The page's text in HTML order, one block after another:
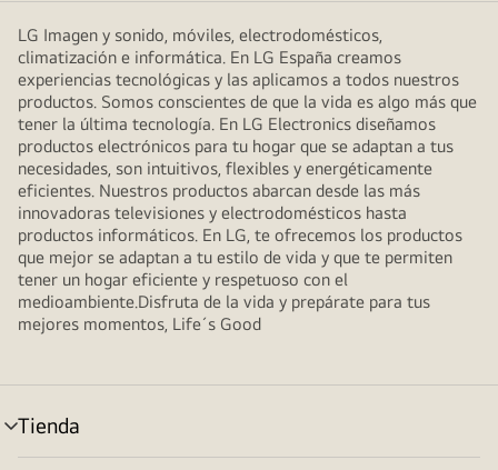
LG Imagen y sonido, móviles, electrodomésticos,
climatización e informática. En LG España creamos
experiencias tecnológicas y las aplicamos a todos nuestros
productos. Somos conscientes de que la vida es algo más que
tener la última tecnología. En LG Electronics diseñamos
productos electrónicos para tu hogar que se adaptan a tus
necesidades, son intuitivos, flexibles y energéticamente
eficientes. Nuestros productos abarcan desde las más
innovadoras televisiones y electrodomésticos hasta
productos informáticos. En LG, te ofrecemos los productos
que mejor se adaptan a tu estilo de vida y que te permiten
tener un hogar eficiente y respetuoso con el
medioambiente.Disfruta de la vida y prepárate para tus
mejores momentos, Life´s Good
Tienda
Alternar
menú